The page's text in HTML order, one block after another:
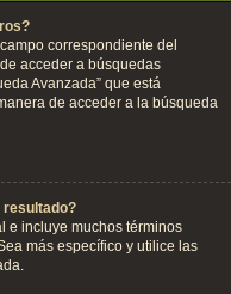
correspondiente del
acceder a búsquedas
Avanzada” que está
de acceder a la búsqueda
resultado?
e incluye muchos términos
más específico y utilice las